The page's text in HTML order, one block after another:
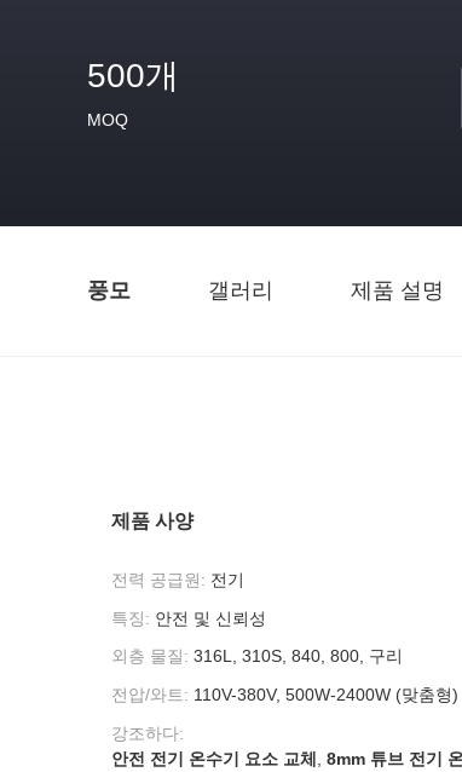
500개
MOQ
풍모 갤러리 제품 설명
제품 사양
전력 공급원: 전기
특징: 안전 및 신뢰성
외층 물질: 316L, 310S, 840, 800, 구리
전압/와트: 110V-380V, 500W-2400W (맞춤형)
강조하다:
안전 전기 온수기 요소 교체
8mm 튜브 전기